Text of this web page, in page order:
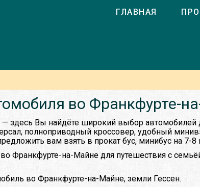
ГЛАВНАЯ
во Франкфурте-
здесь Вы найдёте широкий выбор автомобилей
полноприводный кроссовер, удобный
вам взять в прокат бус, минибус на 7-8
Франкфурте-на-Майне для путешествия с
во Франкфурте-на-Майне, земли Гессен.